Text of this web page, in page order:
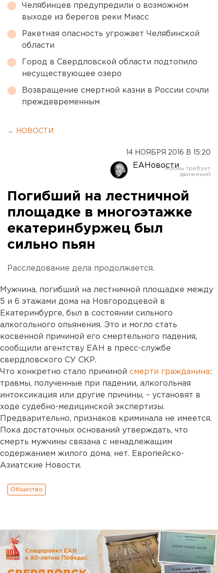
Челябинцев предупредили о возможном
выходе из берегов реки Миасс
Ракетная опасность угрожает Челябинской
области
Город в Свердловской области подтопило
несуществующее озеро
Возвращение смертной казни в России сочли
преждевременным
← НОВОСТИ
14 НОЯБРЯ 2016 В 15:20
ЕАНовости
Погибший на лестничной
площадке в многоэтажке
екатеринбуржец был
сильно пьян
Расследование дела продолжается.
Мужчина, погибший на лестничной площадке между
5 и 6 этажами дома на Новгородцевой в
Екатеринбурге, был в состоянии сильного
алкогольного опьянения. Это и могло стать
косвенной причиной его смертельного падения,
сообщили агентству ЕАН в пресс-службе
свердловского СУ СКР.
Что конкретно стало причиной смерти гражданина:
травмы, полученные при падении, алкогольная
интоксикация или другие причины, – установят в
ходе судебно-медицинской экспертизы.
Предварительно, признаков криминала не имеется.
Пока достаточных оснований утверждать, что
смерть мужчины связана с ненадлежащим
содержанием жилого дома, нет. Европейско-
Азиатские Новости.
Общество